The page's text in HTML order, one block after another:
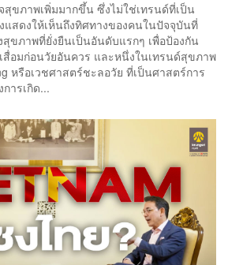
สุขภาพเพิ่มมากขึ้น ซึ่งไม่ใช่เทรนด์ที่เป็น
แสดงให้เห็นถึงทิศทางของคนในปัจจุบันที่
ขภาพที่ยั่งยืนเป็นอันดับแรกๆ เพื่อป้องกัน
สื่อมก่อนวัยอันควร และหนึ่งในเทรนด์สุขภาพ
หรือเวชศาสตร์ชะลอวัย ที่เป็นศาสตร์การ
ารเกิด...